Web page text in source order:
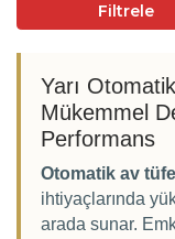
Filtrele
Yarı
Mükemmel
Performans
Otomatik av
ihtiyaçlarında
arada sunar.